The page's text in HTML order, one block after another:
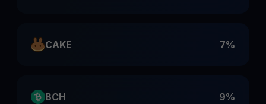
CAKE 7%
BCH 9%